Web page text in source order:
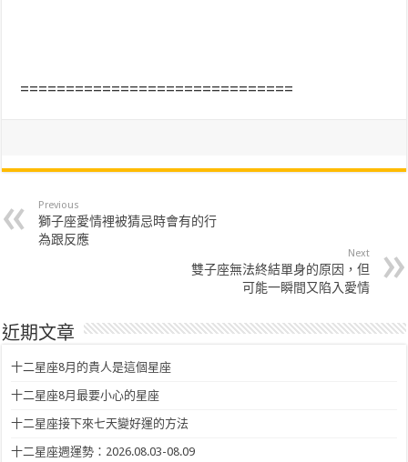
==============================
Previous
獅子座愛情裡被猜忌時會有的行
為跟反應
Next
雙子座無法終結單身的原因，但
可能一瞬間又陷入愛情
近期文章
十二星座8月的貴人是這個星座
十二星座8月最要小心的星座
十二星座接下來七天變好運的方法
十二星座週運勢：2026.08.03-08.09